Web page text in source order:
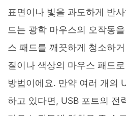
표면이나 빛을 과도하게 반
드는 광학 마우스의 오작동
스 패드를 깨끗하게 청소하
질이나 색상의 마우스 패드
방법이에요. 만약 여러 개의
하고 있다면, USB 포트의 전